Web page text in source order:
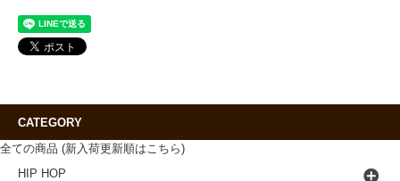
CATEGORY
全ての商品 (新入荷更新順はこちら)
HIP HOP